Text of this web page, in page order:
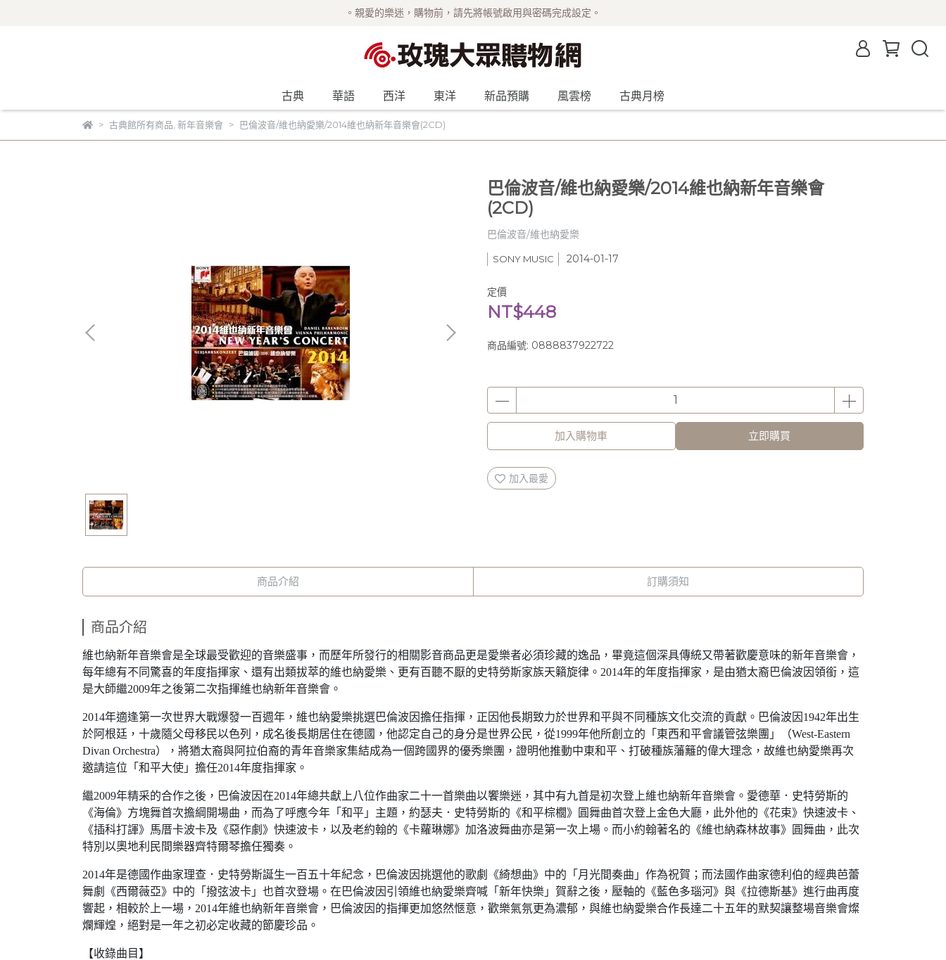
。親愛的樂迷，購物前，請先將帳號啟用與密碼完成設定。
古典 華語 西洋 東洋 新品預購 風雲榜 古典月榜
古典館所有商品 新年音樂會 巴倫波音/維也納愛樂/2014維也納新年音樂會(2CD)
巴倫波音/維也納愛樂/2014維也納新年音樂會
(2CD)
巴倫波音/維也納愛樂
SONY MUSIC 2014-01-17
定價
NT$448
商品編號: 0888837922722
加入購物車 立即購買
加入最愛
商品介紹 訂購須知
商品介紹
維也納新年音樂會是全球最受歡迎的音樂盛事，而歷年所發行的相關影音商品更是愛樂者必須珍藏的逸品，畢竟這個深具傳統又帶著歡慶意味的新年音樂會，
每年總有不同驚喜的年度指揮家、還有出類拔萃的維也納愛樂、更有百聽不厭的史特勞斯家族天籟旋律。2014年的年度指揮家，是由猶太裔巴倫波因領銜，這
是大師繼2009年之後第二次指揮維也納新年音樂會。
2014年適逢第一次世界大戰爆發一百週年，維也納愛樂挑選巴倫波因擔任指揮，正因他長期致力於世界和平與不同種族文化交流的貢獻。巴倫波因1942年出生
於阿根廷，十歲隨父母移民以色列，成名後長期居住在德國，他認定自己的身分是世界公民，從1999年他所創立的「東西和平會議管弦樂團」（West-Eastern
Divan Orchestra），將猶太裔與阿拉伯裔的青年音樂家集結成為一個跨國界的優秀樂團，證明他推動中東和平、打破種族藩籬的偉大理念，故維也納愛樂再次
邀請這位「和平大使」擔任2014年度指揮家。
繼2009年精采的合作之後，巴倫波因在2014年總共獻上八位作曲家二十一首樂曲以饗樂迷，其中有九首是初次登上維也納新年音樂會。愛德華．史特勞斯的
《海倫》方塊舞首次擔綱開場曲，而為了呼應今年「和平」主題，約瑟夫．史特勞斯的《和平棕櫚》圓舞曲首次登上金色大廳，此外他的《花束》快速波卡、
《插科打諢》馬厝卡波卡及《惡作劇》快速波卡，以及老約翰的《卡蘿琳娜》加洛波舞曲亦是第一次上場。而小約翰著名的《維也納森林故事》圓舞曲，此次
特別以奧地利民間樂器齊特爾琴擔任獨奏。
2014年是德國作曲家理查．史特勞斯誕生一百五十年紀念，巴倫波因挑選他的歌劇《綺想曲》中的「月光間奏曲」作為祝賀；而法國作曲家德利伯的經典芭蕾
舞劇《西爾薇亞》中的「撥弦波卡」也首次登場。在巴倫波因引領維也納愛樂齊喊「新年快樂」賀辭之後，壓軸的《藍色多瑙河》與《拉德斯基》進行曲再度
響起，相較於上一場，2014年維也納新年音樂會，巴倫波因的指揮更加悠然愜意，歡樂氣氛更為濃郁，與維也納愛樂合作長達二十五年的默契讓整場音樂會燦
爛輝煌，絕對是一年之初必定收藏的節慶珍品。
【收錄曲目】